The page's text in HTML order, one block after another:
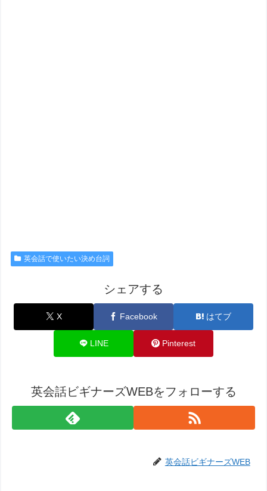
英会話で使いたい決め台詞
シェアする
X Facebook はてブ
LINE Pinterest
英会話ビギナーズWEBをフォローする
英会話ビギナーズWEB